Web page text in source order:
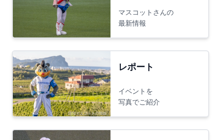
マスコットさんの
最新情報
レポート
イベントを
写真でご紹介